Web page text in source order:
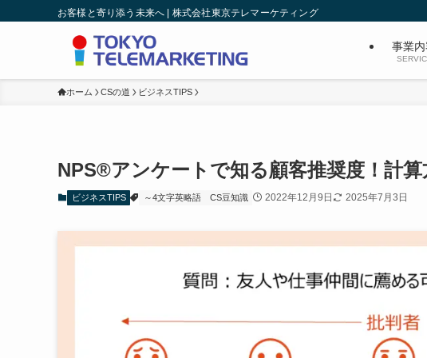
お客様と寄り添う未来へ | 株式会社東京テレマーケティング
事業
ホーム CSの道 ビジネスTIPS
NPS®アンケートで知る顧客推奨度！計
ビジネスTIPS ～4文字英略語 CS豆知識 2022年12月9日 2025年7月3日